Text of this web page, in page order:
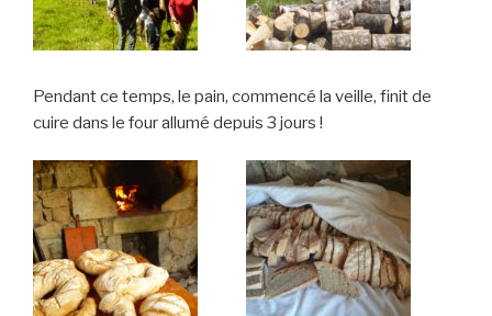
Pendant ce temps, le pain, commencé la veille, finit de
cuire dans le four allumé depuis 3 jours !